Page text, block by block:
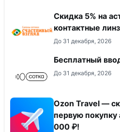
Скидка 5% на
контактные
До 31 декабря, 2026
Бесплатный
До 31 декабря, 2026
Ozon Travel —
первую покупку
000 ₽!